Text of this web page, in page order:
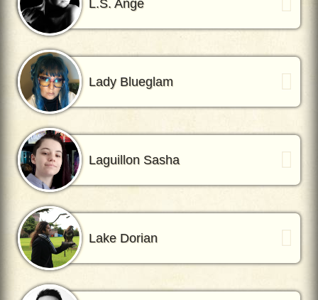
L.S. Ange
Lady Blueglam
Laguillon Sasha
Lake Dorian